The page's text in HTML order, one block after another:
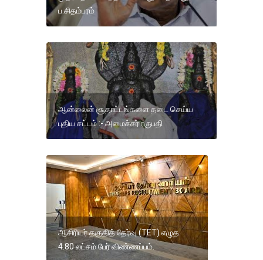
ப.சிதம்பரம்
ஆன்லைன் சூதாட்டங்களை தடை செய்ய
புதிய சட்டம் :- அமைச்சர் ரகுபதி
ஆசிரியர் தகுதித் தேர்வு (TET) எழுத
4.80 லட்சம் பேர் விண்ணப்பம்.